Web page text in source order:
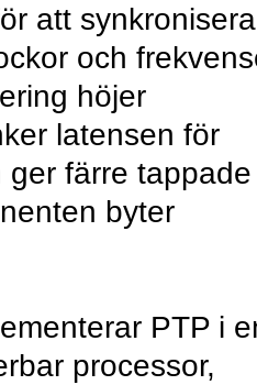
att synkronisera
och
höjer
latensen för
färre tappade
byter
PTP i
processor,